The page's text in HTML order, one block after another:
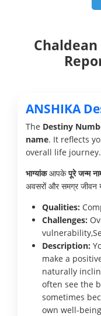
ANSHIKA
The Destiny
name. It reflects
overall life journey.
भाग्यांकआपकेपूरे जन्म
अवसरों और समग्र जीवन
Qualities:
Challenges:
Description:
make a
naturally
often see the
sometimes
own well-